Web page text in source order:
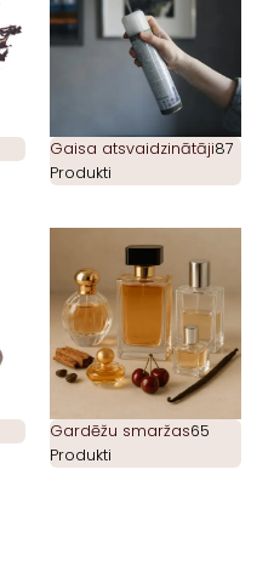
Gaisa atsvaidzinātāji87
Produkti
Gardēžu smaržas65
Produkti